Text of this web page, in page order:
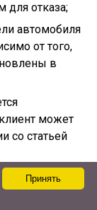
для отказа;
автомобиля
от того,
в
может
со статьей
могут
только в
Принять